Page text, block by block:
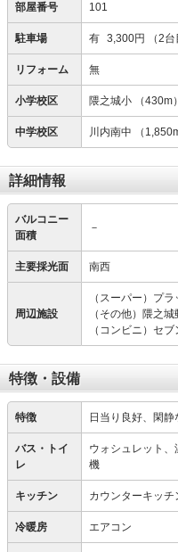
部屋番号 101
駐車場 有 3,300円 （2
リフォーム 無
小学校区 隈之城小 （430m）
中学校区 川内南中 （
詳細情報
バルコニー
面積
－
主要採光面 南西
周辺施設
（スーパー）プ
（その他）隈之
（コンビニ）セ
特徴・設備
特徴 日当り良好、閑静
バス・トイ
レ
ウォシュレット
機
キッチン カウンターキッチ
冷暖房 エアコン